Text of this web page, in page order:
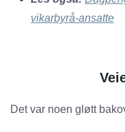
vikarbyrå-ansatte
Det var noen gløtt